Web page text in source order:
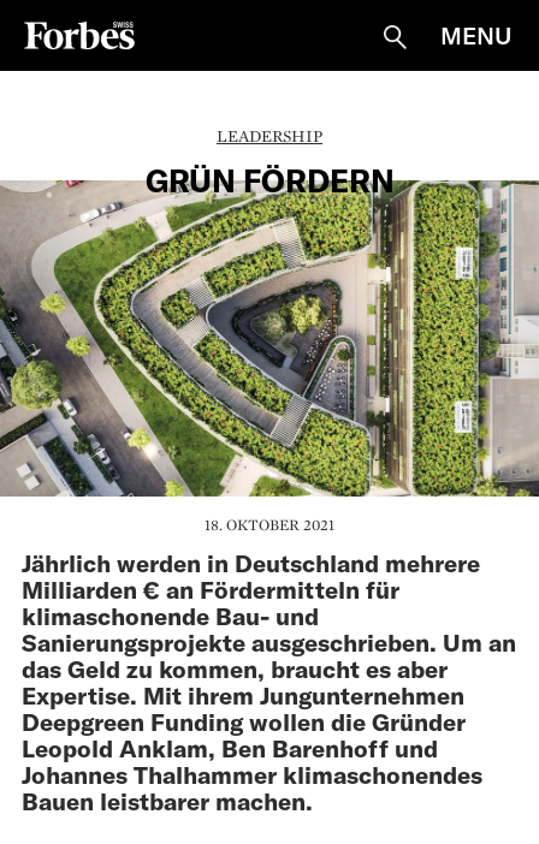
Suche
MENU
LEADERSHIP
GRÜN FÖRDERN
18. OKTOBER 2021
Jährlich werden in Deutschland mehrere
Milliarden € an Fördermitteln für
klimaschonende Bau- und
Sanierungsprojekte ausgeschrieben. Um an
das Geld zu kommen, braucht es aber
Expertise. Mit ihrem Jung­unternehmen
Deepgreen Funding wollen die Gründer
Leopold Anklam, Ben Barenhoff und
Johannes Thalhammer klimaschonendes
Bauen leistbarer machen.